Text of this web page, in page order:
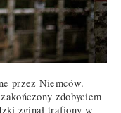
przez Niemców.
zdobyciem
zginął trafiony w